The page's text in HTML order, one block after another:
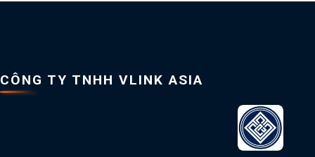
CÔNG TY TNHH VLINK ASIA